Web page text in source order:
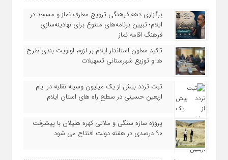
برگزاری دهه فرهنگی ترویج معارف نماز و مسجد در
ایلام؛ تبیین برنامه‌های متنوع برای نهادینه‌سازی
فرهنگ اقامه نماز
تاکید معاون استاندار ایلام بر لزوم اولویت‌ بندی طرح‌
ها و توزیع شهرستانی تسهیلات
ثبت تردد بیش از یک میلیون وسیله نقلیه در ایام
اربعین حسینی در سطح راه‌ های استان ایلام
پروژه سازه سنگی و ملاتی کهره هلیلان با پیشرفت
۹۰ درصدی در هفته دولت افتتاح می شود